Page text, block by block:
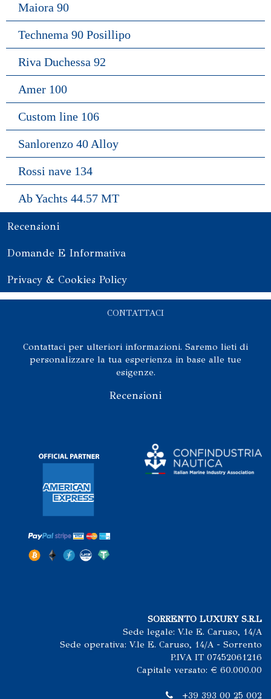
Maiora 90
Technema 90 Posillipo
Riva Duchessa 92
Amer 100
Custom line 106
Sanlorenzo 40 Alloy
Rossi nave 134
Ab Yachts 44.57 MT
Recensioni
Domande E Informativa
Privacy & Cookies Policy
CONTATTACI
Contattaci per ulteriori informazioni. Saremo lieti di
personalizzare la tua esperienza in base alle tue
esigenze.
Recensioni
SORRENTO LUXURY S.R.L
Sede legale: V.le E. Caruso, 14/A
Sede operativa: V.le E. Caruso, 14/A - Sorrento
P.IVA IT 07452061216
Capitale versato: € 60.000.00
+39 393 00 25 002